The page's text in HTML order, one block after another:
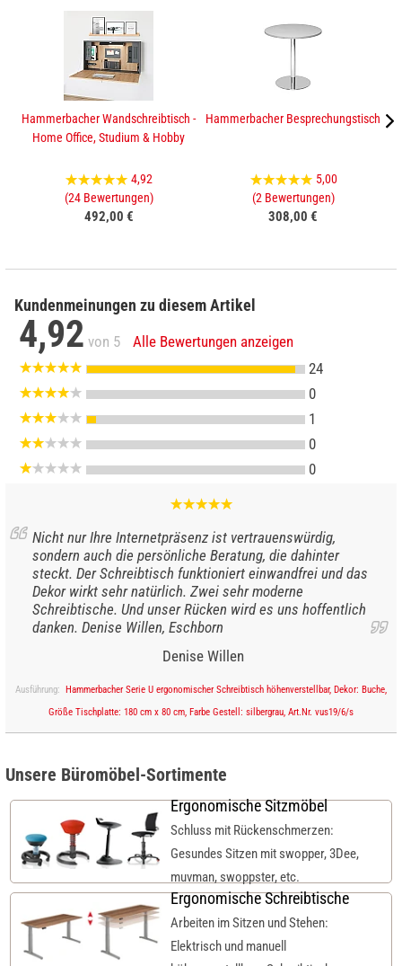
Hammerbacher Wandschreibtisch -
Home Office, Studium & Hobby
4,92
(24 Bewertungen)
492,00 €
Hammerbacher Besprechungstisch
5,00
(2 Bewertungen)
308,00 €
Kundenmeinungen zu diesem Artikel
4,92 von 5
Alle Bewertungen anzeigen
24
0
1
0
0
Nicht nur Ihre Internetpräsenz ist vertrauenswürdig,
sondern auch die persönliche Beratung, die dahinter
steckt. Der Schreibtisch funktioniert einwandfrei und das
Dekor wirkt sehr natürlich. Zwei sehr moderne
Schreibtische. Und unser Rücken wird es uns hoffentlich
danken. Denise Willen, Eschborn
Denise Willen
Ausführung: Hammerbacher Serie U ergonomischer Schreibtisch höhenverstellbar, Dekor: Buche,
Größe Tischplatte: 180 cm x 80 cm, Farbe Gestell: silbergrau, Art.Nr. vus19/6/s
Unsere Büromöbel-Sortimente
Ergonomische Sitzmöbel
Schluss mit Rückenschmerzen:
Gesundes Sitzen mit swopper, 3Dee,
muvman, swoppster, etc.
Ergonomische Schreibtische
Arbeiten im Sitzen und Stehen:
Elektrisch und manuell